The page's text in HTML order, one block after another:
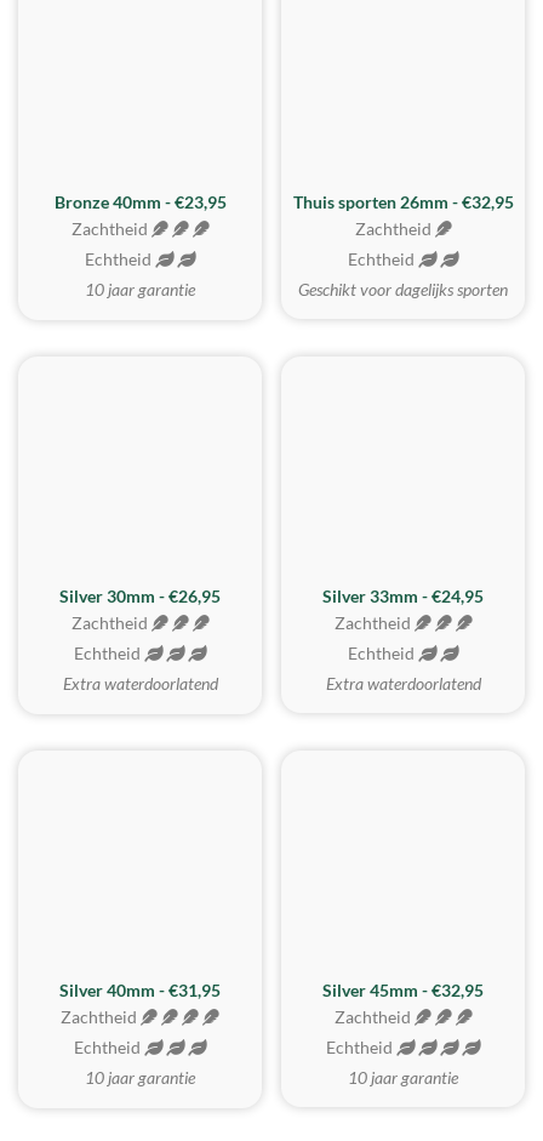
Bronze 40mm - €23,95
Zachtheid
Echtheid
10 jaar garantie
Thuis sporten 26mm - €32,95
Zachtheid
Echtheid
Geschikt voor dagelijks sporten
Silver 30mm - €26,95
Zachtheid
Echtheid
Extra waterdoorlatend
Silver 33mm - €24,95
Zachtheid
Echtheid
Extra waterdoorlatend
Silver 40mm - €31,95
Zachtheid
Echtheid
10 jaar garantie
MEEST GEKOZEN
Silver 45mm - €32,95
Zachtheid
Echtheid
10 jaar garantie